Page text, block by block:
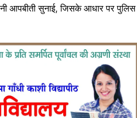
आपबीती सुनाई, जिसके आधार पर पुलिस